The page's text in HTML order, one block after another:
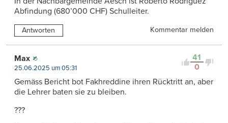
Abfindung (680’000 CHF) Schulleiter.
Antworten Kommentar melden
41
0
Max
25.06.2025 um 05:31
Gemäss Bericht bot Fakhreddine ihren Rücktritt an, aber
die Lehrer baten sie zu bleiben.
???